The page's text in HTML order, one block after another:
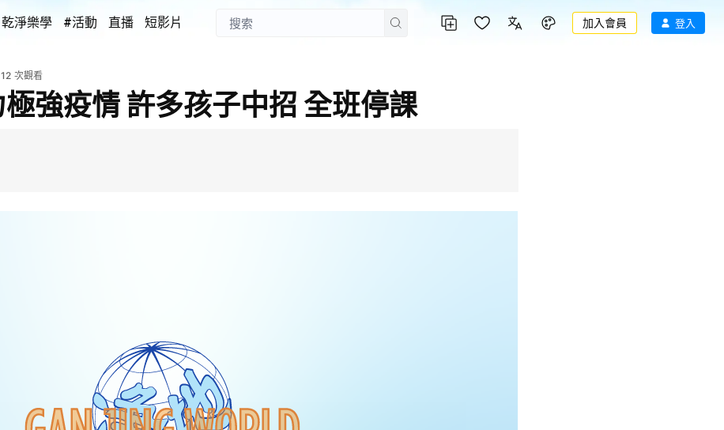
乾淨樂學 #活動 直播 短影片 加入會員 登入
12 次觀看
強疫情 許多孩子中招 全班停課